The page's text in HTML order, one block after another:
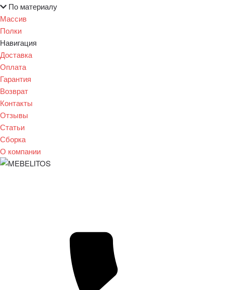
По материалу
Массив
Полки
Навигация
Доставка
Оплата
Гарантия
Возврат
Контакты
Отзывы
Статьи
Сборка
О компании